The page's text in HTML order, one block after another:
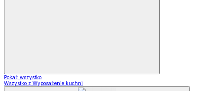
Pokaż wszystko
Wszystko z Wyposażenie kuchni